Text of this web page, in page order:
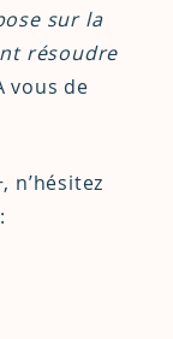
sur la
résoudre
vous de
n’hésitez